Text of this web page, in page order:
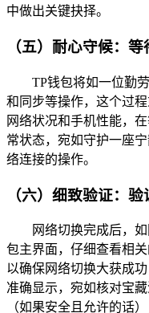
中做出关键抉择。
（五）耐心守候：
TP钱包将如一位勤
和同步等操作，这个过
网络状况和手机性能，
常状态，宛如守护一座
络连接的操作。
（六）细致验证：
网络切换完成后，
包主界面，仔细查看相
以确保网络切换大获成
准确显示，宛如核对宝
（如果安全且允许的话